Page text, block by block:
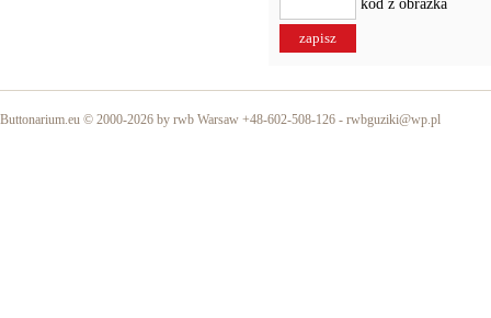
kod z obrazka
Buttonarium.eu © 2000-2026 by rwb Warsaw +48-602-508-126 - rwbguziki@wp.pl